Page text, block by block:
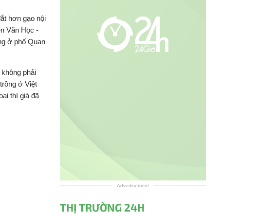
hơn gạo nội
Văn Học -
ở phố Quan
phải
ở Việt
thì giá đã
Advertisement
THỊ TRƯỜNG 24H